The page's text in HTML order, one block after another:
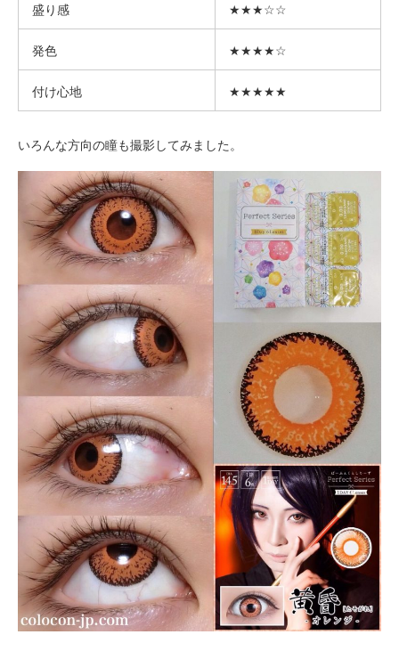
盛り感 ★★★☆☆
発色 ★★★★☆
付け心地 ★★★★★
いろんな方向の瞳も撮影してみました。